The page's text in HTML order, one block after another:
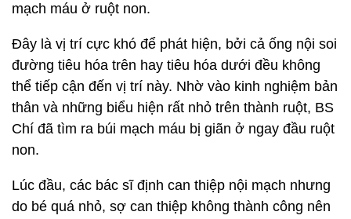
mạch máu ở ruột non.
Đây là vị trí cực khó để phát hiện, bởi cả ống nội soi
đường tiêu hóa trên hay tiêu hóa dưới đều không
thể tiếp cận đến vị trí này. Nhờ vào kinh nghiệm bản
thân và những biểu hiện rất nhỏ trên thành ruột, BS
Chí đã tìm ra búi mạch máu bị giãn ở ngay đầu ruột
non.
Lúc đầu, các bác sĩ định can thiệp nội mạch nhưng
do bé quá nhỏ, sợ can thiệp không thành công nên